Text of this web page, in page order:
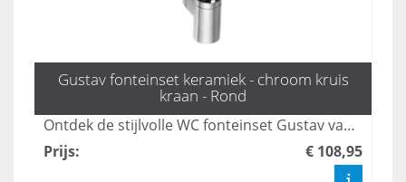
Gustav fonteinset keramiek - chroom kruis
kraan - Rond
Ontdek de stijlvolle WC fonteinset Gustav van L'aqua, compleet met een elegante zilveren kruiskop kraan en sifon. Perfect voor het optimaliseren van uw toilet, biedt deze set niet alleen functionaliteit maar ook een moderne uitstraling. Bestel nu en geef uw toilet een upgrade met de mooiste fonteintjes!
Prijs: € 108,95